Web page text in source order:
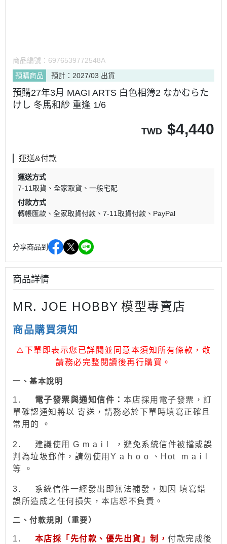
商品編號： 6976539772548A
預購商品
預計：2027/03 出貨
預購27年3月 MAGI ARTS 白色相簿2 なかむらた
けし 冬馬和紗 重逢 1/6
TWD $4,440
運送&付款
運送方式
7-11取貨
全家取貨
一般宅配
付款方式
轉帳匯款
全家取貨付款 7-11取貨付款 PayPal
分享商品到
商品詳情
MR. JOE HOBBY 模型專賣店
商品購買須知
⚠下單即表示您已詳閱並同意本須知所有條款，敬
請務必完整閱讀後再行購買。
一、 基本說明
1. 電子發票與通知信件： 本店採用電子發票，訂
單確認通知將以 寄送，請務必於下單時填寫正確且
常用的 。
2.
建議使用 G m a i l ，避免系統信件被擋或誤
判為垃圾郵件，請勿使用Y a h o o 、Hot
m a i l
等 。
3.
系統信件一經發出即無法補發，如因 填寫錯
誤所造成之任何損失，本店恕不負責。
二、付款規則（重要）
1. 本店採「先付款、優先出貨」制， 付款完成後